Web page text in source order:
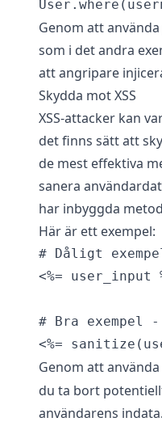
Genom att
som i det andra
att angripare
Skydda mot XSS
XSS-attacker kan
det finns sätt att
de mest effektiva
sanera
har inbyggda
Här är ett exempel:
# Dåligt
<%= user_input
# Bra exempel -
Genom att använda
du ta bort
användarens indata.